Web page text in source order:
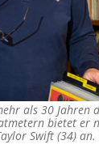
als 30 Jahren
bietet er
Swift (34)